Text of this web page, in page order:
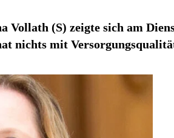
Vollath (S) zeigte sich am
nichts mit